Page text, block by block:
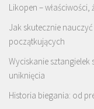
Likopen –
Jak skutecznie
początkujących
Wyciskanie sztangielek
uniknięcia
Historia biegania: od